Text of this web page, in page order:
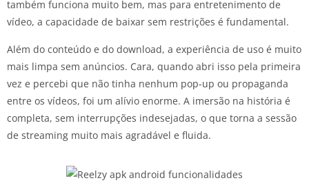
também funciona muito bem, mas para entretenimento de
vídeo, a capacidade de baixar sem restrições é fundamental.
Além do conteúdo e do download, a experiência de uso é muito
mais limpa sem anúncios. Cara, quando abri isso pela primeira
vez e percebi que não tinha nenhum pop-up ou propaganda
entre os vídeos, foi um alívio enorme. A imersão na história é
completa, sem interrupções indesejadas, o que torna a sessão
de streaming muito mais agradável e fluida.